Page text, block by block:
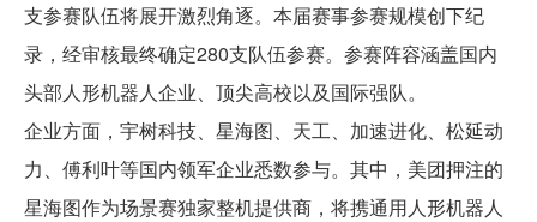
支参赛队伍将展开激烈角逐。本届赛事参赛规模创下纪
录，经审核最终确定280支队伍参赛。参赛阵容涵盖国内
头部人形机器人企业、顶尖高校以及国际强队。
企业方面，宇树科技、星海图、天工、加速进化、松延动
力、傅利叶等国内领军企业悉数参与。其中，美团押注的
星海图作为场景赛独家整机提供商，将携通用人形机器人